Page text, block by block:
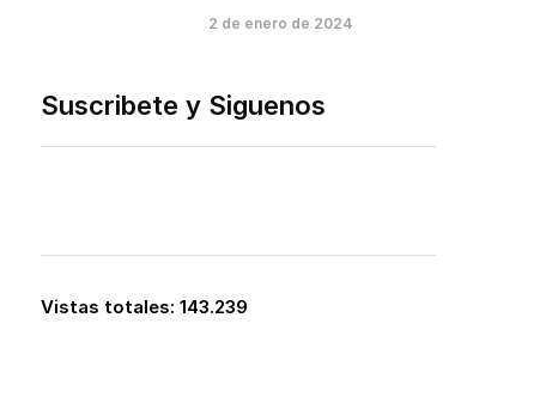
2 de enero de 2024
Suscribete y Siguenos
Vistas totales: 143.239